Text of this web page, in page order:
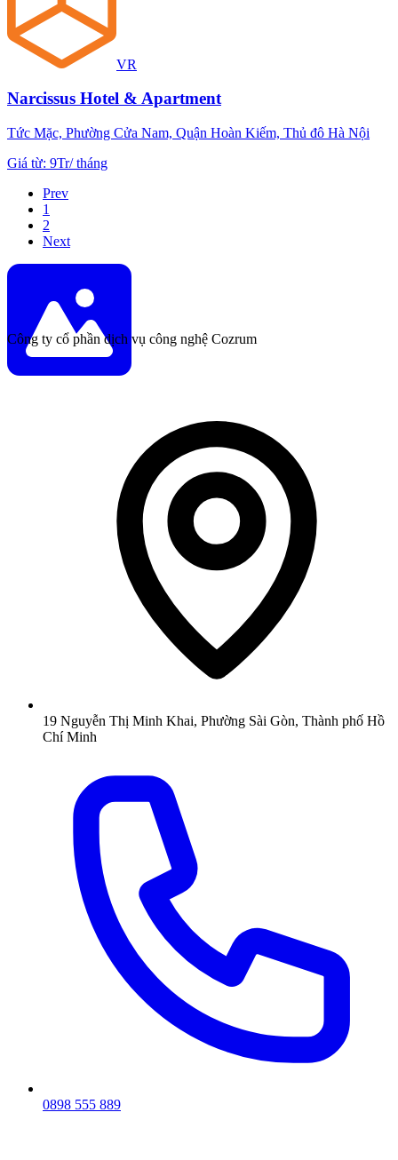
VR
Narcissus Hotel & Apartment
Tức Mặc, Phường Cửa Nam, Quận Hoàn Kiếm, Thủ đô Hà Nội
Giá từ: 9Tr/tháng
Prev
1
2
Next
Công ty cổ phần dịch vụ công nghệ Cozrum
19 Nguyễn Thị Minh Khai, Phường Sài Gòn, Thành phố Hồ
Chí Minh
0898 555 889